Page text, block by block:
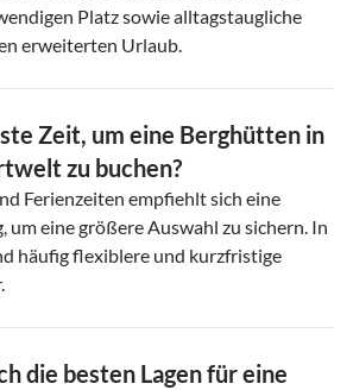
Platz sowie alltagstaugliche
erweiterten Urlaub.
Zeit, um eine Berghütten in
zu buchen?
Ferienzeiten empfiehlt sich eine
um eine größere Auswahl zu sichern. In
häufig flexiblere und kurzfristige
die besten Lagen für eine